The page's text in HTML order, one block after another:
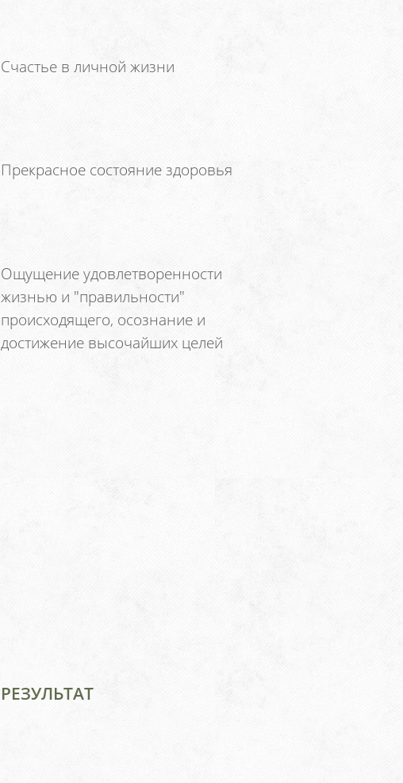
Счастье в личной жизни
Прекрасное состояние здоровья
Ощущение удовлетворенности
жизнью и "правильности"
происходящего, осознание и
достижение высочайших целей
РЕЗУЛЬТАТ